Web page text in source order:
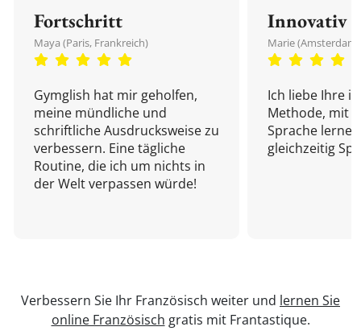
Fortschritt
Maya (Paris, Frankreich)
Gymglish hat mir geholfen,
meine mündliche und
schriftliche Ausdrucksweise zu
verbessern. Eine tägliche
Routine, die ich um nichts in
der Welt verpassen würde!
Innovativ
Marie
Ich liebe Ihre
Methode, mit
Sprache
gleichzeitig
Verbessern Sie Ihr Französisch weiter und lernen Sie
online Französisch gratis mit Frantastique.